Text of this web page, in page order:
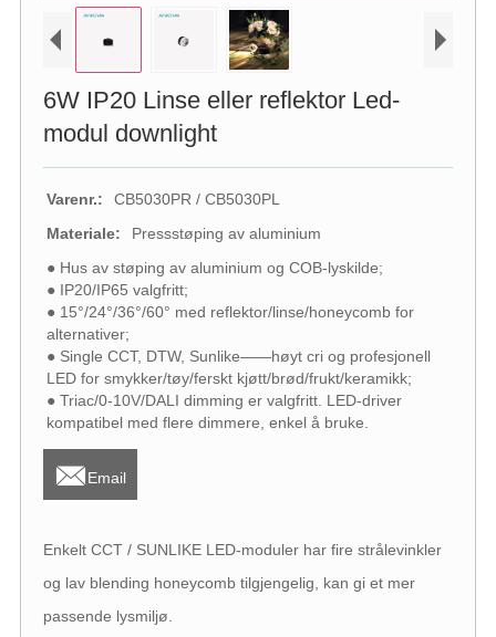
6W IP20 Linse eller reflektor Led-
modul downlight
Varenr.:
CB5030PR / CB5030PL
Materiale:
Pressstøping av aluminium
● Hus av støping av aluminium og COB-lyskilde;
● IP20/IP65 valgfritt;
● 15°/24°/36°/60° med reflektor/linse/honeycomb for
alternativer;
● Single CCT, DTW, Sunlike——høyt cri og profesjonell
LED for smykker/tøy/ferskt kjøtt/brød/frukt/keramikk;
● Triac/0-10V/DALI dimming er valgfritt. LED-driver
kompatibel med flere dimmere, enkel å bruke.
Email
Enkelt CCT / SUNLIKE LED-moduler har fire strålevinkler
og lav blending honeycomb tilgjengelig, kan gi et mer
passende lysmiljø.